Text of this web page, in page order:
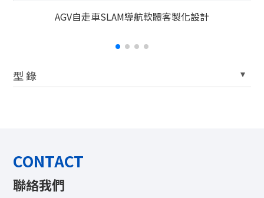
AGV自走車SLAM導航軟體客製化設計
型 錄
CONTACT
聯絡我們